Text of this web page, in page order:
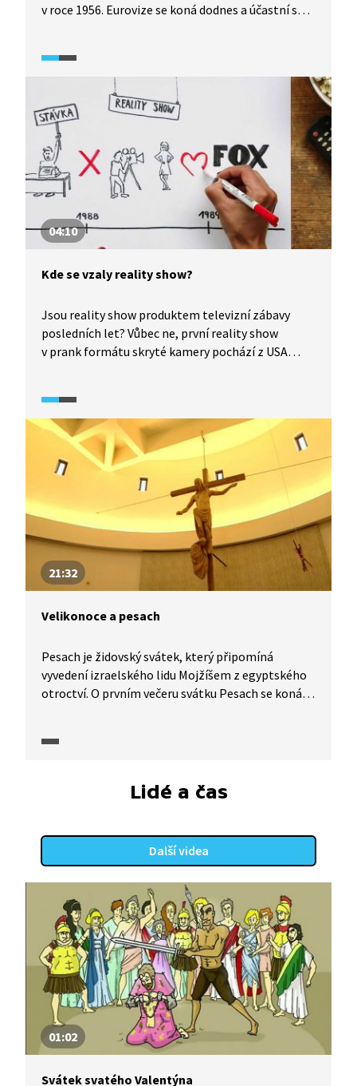
v roce 1956. Eurovize se koná dodnes a účastní se jí
Karel Gott, ovšem jako zástupce Rakouska. Jaké
další kuriozity její historii provázejí, se dozvíte
ve videu.
04:10
Kde se vzaly reality show?
Jsou reality show produktem televizní zábavy
posledních let? Vůbec ne, první reality show
v prank formátu skryté kamery pochází z USA
prostředí zejména s novým miléniem. Video
odpoví i na zvídanou otázku: Jsou reality show
opravdu realitou?
21:32
Velikonoce a pesach
Pesach je židovský svátek, který připomíná
vyvedení izraelského lidu Mojžíšem z egyptského
otroctví. O prvním večeru svátku Pesach se koná
i Velikonoce. Ty jsou nejvýznamnějším svátkem
na kříži. Čím jsou si oba svátky podobné?
Především svým významným duchovním
Lidé a čas
Další videa
01:02
Svátek svatého Valentýna